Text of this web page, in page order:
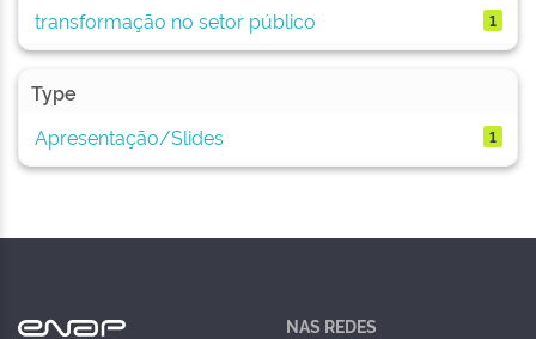
transformação no setor público 1
Type
Apresentação/Slides
1
NAS REDES